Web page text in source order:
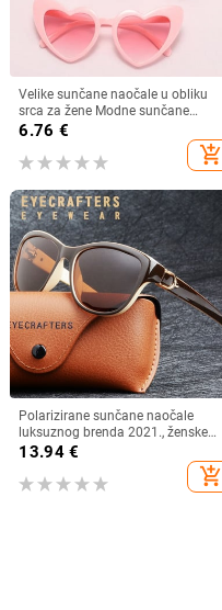
Velike sunčane naočale u obliku
srca za žene Modne sunčane
naočale s ljubavnim srcem UV400
6.76 €
add_shopping_cart
Polarizirane sunčane naočale
luksuznog brenda 2021., ženske
ženske elegantne sunčane naočale
za žene Ženske naočale za vožnju
Oculos De Sol
13.94€
add_shopping_cart